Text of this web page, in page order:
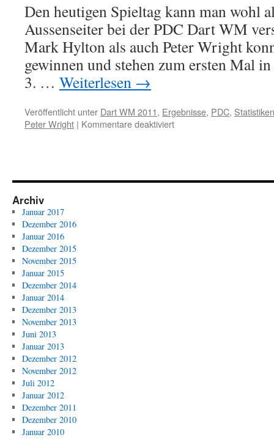
Den heutigen Spieltag kann man wohl
Aussenseiter bei der PDC Dart WM
Mark Hylton als auch Peter Wright
gewinnen und stehen zum ersten Mal
3. … Weiterlesen →
Veröffentlicht unter Dart WM 2011, Ergebnisse, PDC, Statistiken
Peter Wright | Kommentare deaktiviertfür
Runde
Archiv
Januar 2017
Dezember 2016
Januar 2016
Dezember 2015
November 2015
Januar 2015
Dezember 2014
Januar 2014
Dezember 2013
November 2013
Juni 2013
Januar 2013
Dezember 2012
November 2012
Juli 2012
Januar 2012
Dezember 2011
Dezember 2010
Januar 2010